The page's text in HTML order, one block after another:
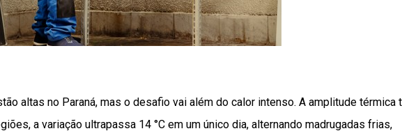
altas no Paraná, mas o desafio vai além do calor intenso. A amplitude térmica
a variação ultrapassa 14 °C em um único dia, alternando madrugadas frias,